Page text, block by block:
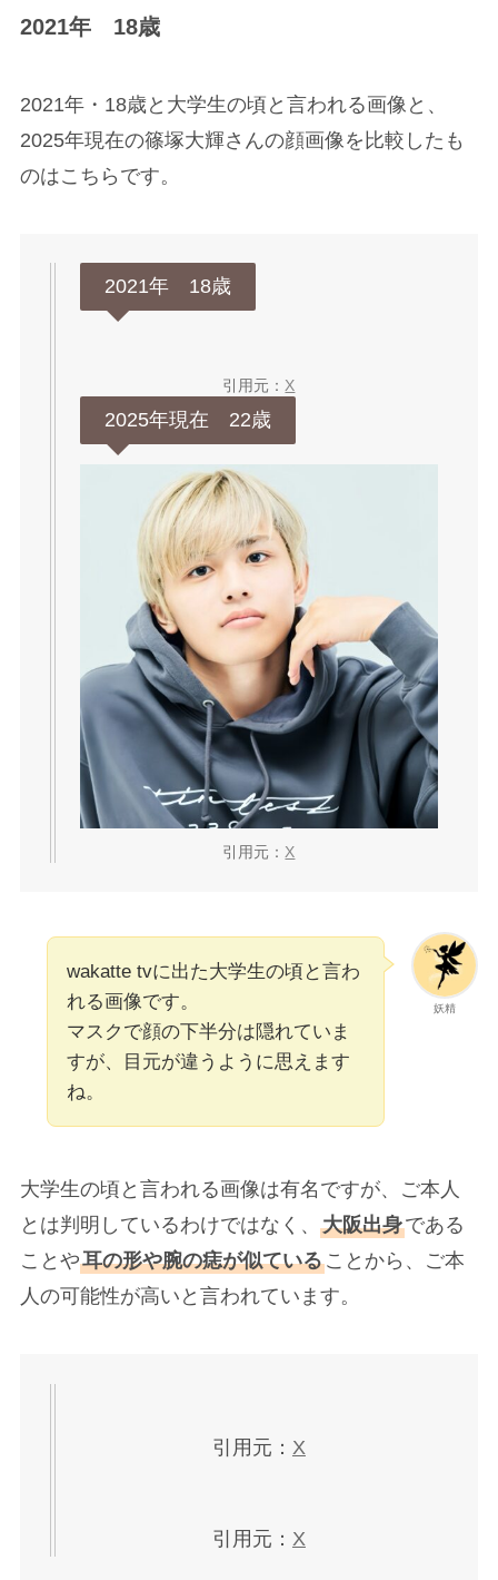
2021年 18歳
2021年・18歳と大学生の頃と言われる画像と、
2025年現在の篠塚大輝さんの顔画像を比較したも
のはこちらです。
2021年 18歳
引用元： X
2025年現在 22歳
引用元： X
妖精
wakatte tvに出た大学生の頃と言わ
れる画像です。
マスクで顔の下半分は隠れていま
すが、目元が違うように思えます
ね。
大学生の頃と言われる画像は有名ですが、ご本人
とは判明しているわけではなく、 大阪出身である
ことや耳の形や腕の痣が似ていることから、ご本
人の可能性が高いと言われています。
引用元： X
引用元： X